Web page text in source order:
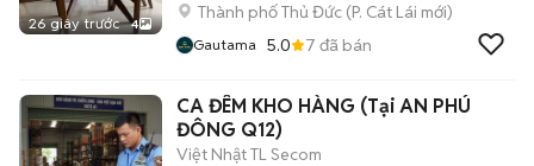
26 giây trước 4
Thành phố Thủ Đức (P. Cát Lái mới)
Gautama 5.0 7 đã bán
CA ĐÊM KHO HÀNG (Tại AN PHÚ
ĐÔNG Q12)
Việt Nhật TL Secom